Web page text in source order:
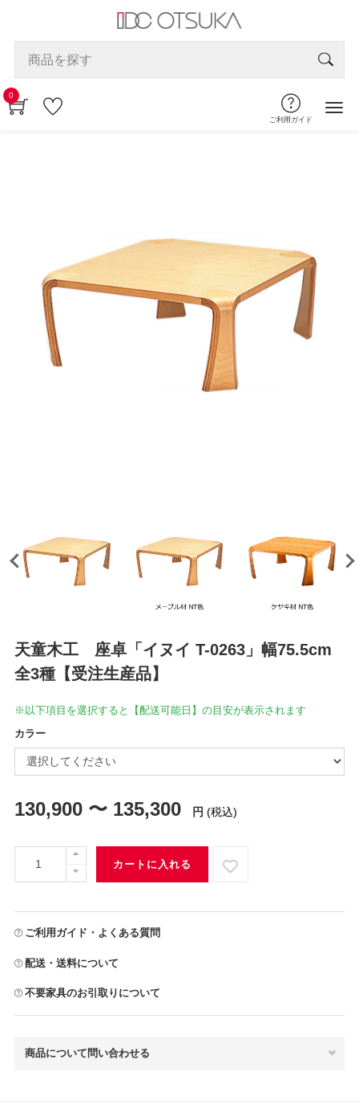
0
ご利用ガイド
天童木工 座卓「イヌイ T-0263」幅75.5cm
全3種【受注生産品】
※以下項目を選択すると【配送可能日】の目安が表示されます
カラー
130,900 〜 135,300 円 (税込)
カートに入れる
ご利用ガイド・よくある質問
配送・送料について
不要家具のお引取りについて
商品について問い合わせる